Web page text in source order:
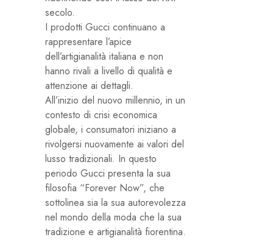
secolo.
I prodotti Gucci continuano a
rappresentare l’apice
dell’artigianalità italiana e non
hanno rivali a livello di qualità e
attenzione ai dettagli.
All’inizio del nuovo millennio, in un
contesto di crisi economica
globale, i consumatori iniziano a
rivolgersi nuovamente ai valori del
lusso tradizionali. In questo
periodo Gucci presenta la sua
filosofia “Forever Now”, che
sottolinea sia la sua autorevolezza
nel mondo della moda che la sua
tradizione e artigianalità fiorentina.